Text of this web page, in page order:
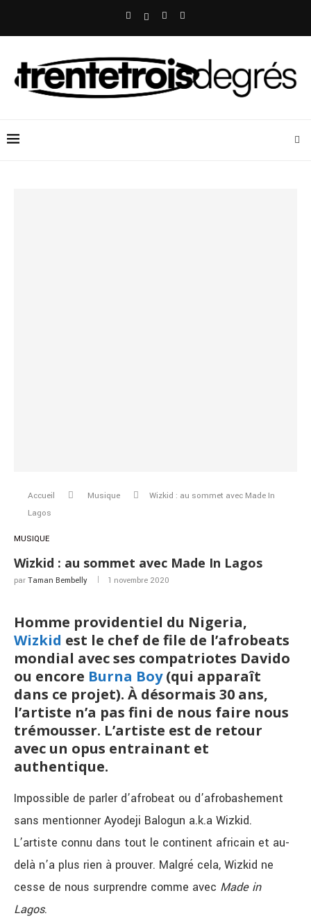
Accueil Musique
Wizkid : au sommet avec Made In
Lagos
MUSIQUE
Wizkid : au sommet avec Made In Lagos
par Taman Bembelly 1 novembre 2020
Homme providentiel du Nigeria,
Wizkid est le chef de file de l’afrobeats
mondial avec ses compatriotes Davido
ou encore Burna Boy(qui apparaît
dans ce projet). À désormais 30 ans,
l’artiste n’a pas fini de nous faire nous
trémousser. L’artiste est de retour
avec un opus entrainant et
authentique.
Impossible de parler d’afrobeat ou d’afrobashement
sans mentionner Ayodeji Balogun a.k.a Wizkid.
L’artiste connu dans tout le continent africain et au-
delà n’a plus rien à prouver. Malgré cela, Wizkid ne
cesse de nous surprendre comme avec Made in
Lagos.